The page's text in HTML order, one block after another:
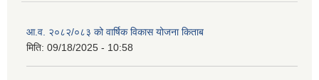
आ.व. २०८२/०८३ को वार्षिक विकास योजना किताब
मिति: 09/18/2025 - 10:58